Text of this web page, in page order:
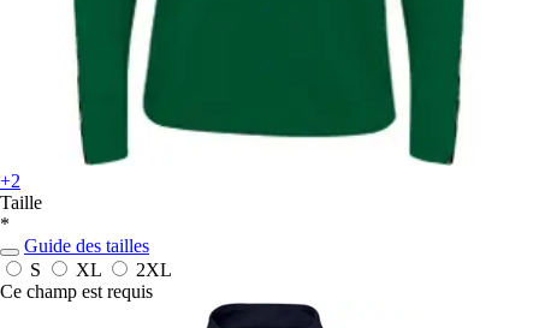
+2
Taille
*
Guide des tailles
S
XL
2XL
Ce champ est requis